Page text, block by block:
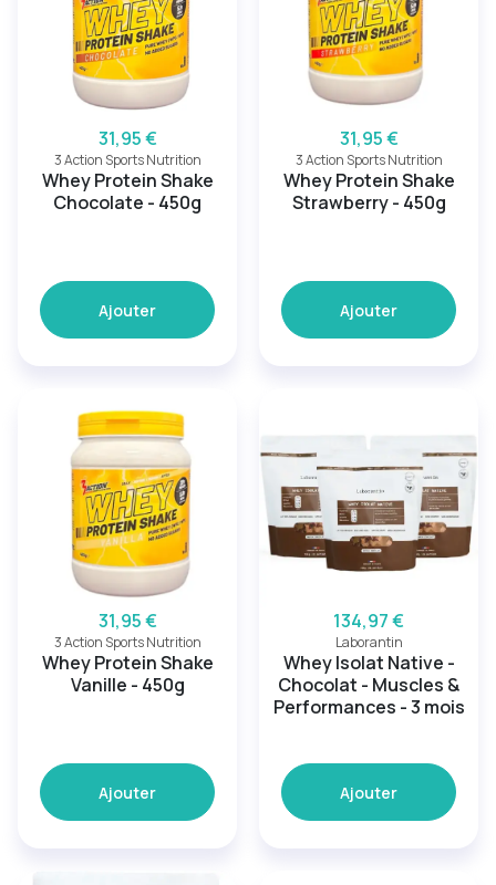
31,95 €
3 Action Sports Nutrition
Whey Protein Shake
Chocolate - 450g
Ajouter
31,95 €
3 Action Sports Nutrition
Whey Protein Shake
Strawberry - 450g
Ajouter
31,95 €
3 Action Sports Nutrition
Whey Protein Shake
Vanille - 450g
Ajouter
134,97 €
Laborantin
Whey Isolat Native -
Chocolat - Muscles &
Performances - 3 mois
Ajouter